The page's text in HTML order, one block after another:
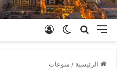
القائمة بحث عنالوضع المظلم
الرئيسية / منوعات